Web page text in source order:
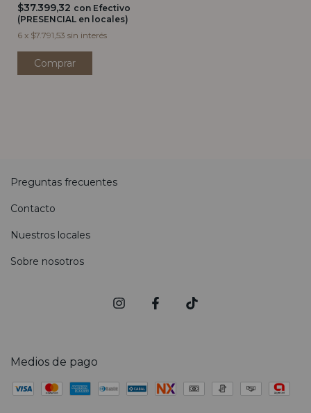
$37.399,32 con Efectivo
(PRESENCIAL en locales)
6 x $7.791,53 sin interés
Comprar
Preguntas frecuentes
Contacto
Nuestros locales
Sobre nosotros
Medios de pago